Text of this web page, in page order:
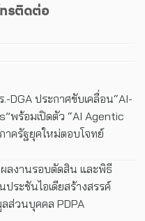
รติดต่อ
DGA ประกาศขับเคลื่อน“AI-
พร้อมเปิดตัว “AI Agentic
าครัฐยุคใหม่ตอบโจทย์
ลงานรอบตัดสิน และพิธี
ประชันไอเดียสร้างสรรค์
ส่วนบุคคล PDPA